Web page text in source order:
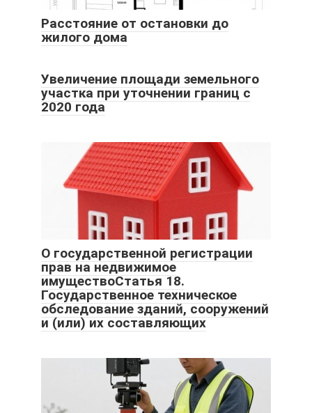
Расстояние от остановки до
жилого дома
Увеличение площади земельного
участка при уточнении границ с
2020 года
О государственной регистрации
прав на недвижимое
имуществоСтатья 18.
Государственное техническое
обследование зданий, сооружений
и (или) их составляющих